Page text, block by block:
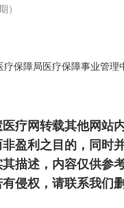
）
疗保障局医疗保障事业管理
疗网转载其他网站
盈利之目的，同时
描述，内容仅供参
侵权，请联系我们删